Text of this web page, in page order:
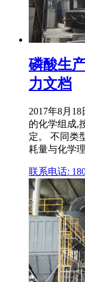
磷酸生
力文档
2017年8月
的化学组成,
定。 不同类
耗量与化学
联系电话: